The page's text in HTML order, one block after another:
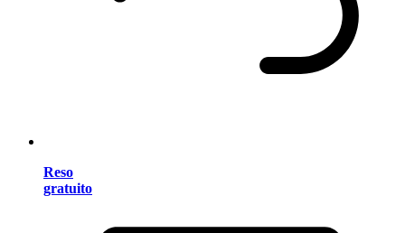
Reso
gratuito